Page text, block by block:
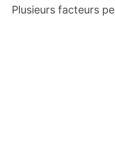
Plusieurs facteurs